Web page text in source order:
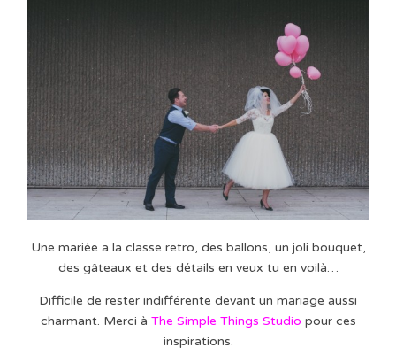
Une mariée a la classe retro, des ballons, un joli bouquet,
des gâteaux et des détails en veux tu en voilà…
Difficile de rester indifférente devant un mariage aussi
charmant. Merci à The Simple Things Studio pour ces
inspirations.